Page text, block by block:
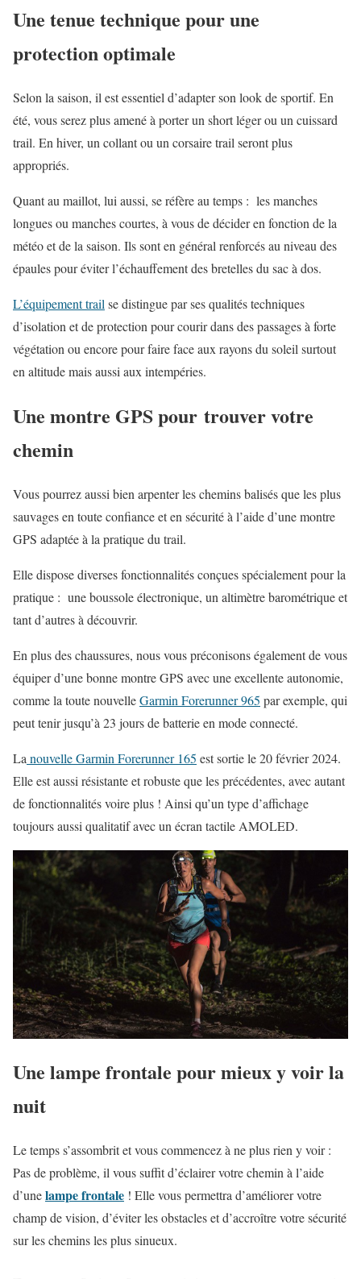
Une tenue technique pour une
protection optimale
Selon la saison, il est essentiel d’adapter son look de sportif. En
été, vous serez plus amené à porter un short léger ou un cuissard
trail. En hiver, un collant ou un corsaire trail seront plus
appropriés.
Quant au maillot, lui aussi, se réfère au temps : les manches
longues ou manches courtes, à vous de décider en fonction de la
météo et de la saison. Ils sont en général renforcés au niveau des
épaules pour éviter l’échauffement des bretelles du sac à dos.
L’équipement trailse distingue par ses qualités techniques
d’isolation et de protection pour courir dans des passages à forte
végétation ou encore pour faire face aux rayons du soleil surtout
en altitude mais aussi aux intempéries.
Une montre GPS pour trouver votre
chemin
Vous pourrez aussi bien arpenter les chemins balisés que les plus
sauvages en toute confiance et en sécurité à l’aide d’une montre
GPS adaptée à la pratique du trail.
Elle dispose diverses fonctionnalités conçues spécialement pour la
pratique : une boussole électronique, un altimètre barométrique et
tant d’autres à découvrir.
En plus des chaussures, nous vous préconisons également de vous
équiper d’une bonne montre GPS avec une excellente autonomie,
comme la toute nouvelleGarmin Forerunner 965 par exemple, qui
peut tenir jusqu’à 23 jours de batterie en mode connecté.
La nouvelle Garmin Forerunner 165 est sortie le 20 février 2024.
Elle est aussi résistante et robuste que les précédentes, avec autant
de fonctionnalités voire plus ! Ainsi qu’un type d’affichage
toujours aussi qualitatif avec un écran tactile AMOLED.
Une lampe frontale pour mieux y voir la
nuit
Le temps s’assombrit et vous commencez à ne plus rien y voir :
Pas de problème, il vous suffit d’éclairer votre chemin à l’aide
d’unelampe frontale ! Elle vous permettra d’améliorer votre
champ de vision, d’éviter les obstacles et d’accroître votre sécurité
sur les chemins les plus sinueux.